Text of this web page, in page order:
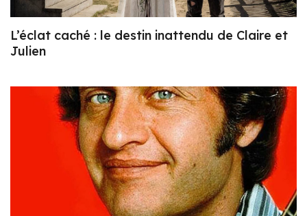
L’éclat caché : le destin inattendu de Claire et
Julien